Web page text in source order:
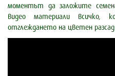
моментът да заложите
видео материали всичко,
отглеждането на цветен